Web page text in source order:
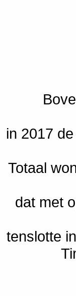
in 2017
Totaal
dat met
tenslotte